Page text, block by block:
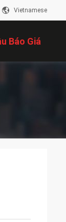
Vietnamese
Báo Giá